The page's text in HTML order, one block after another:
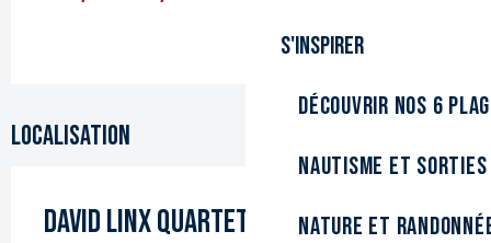
S'inspirer
Découvrir nos 6
Nautisme et sorties
Nature et
Localisation
David LINX Quartet « Skin in the